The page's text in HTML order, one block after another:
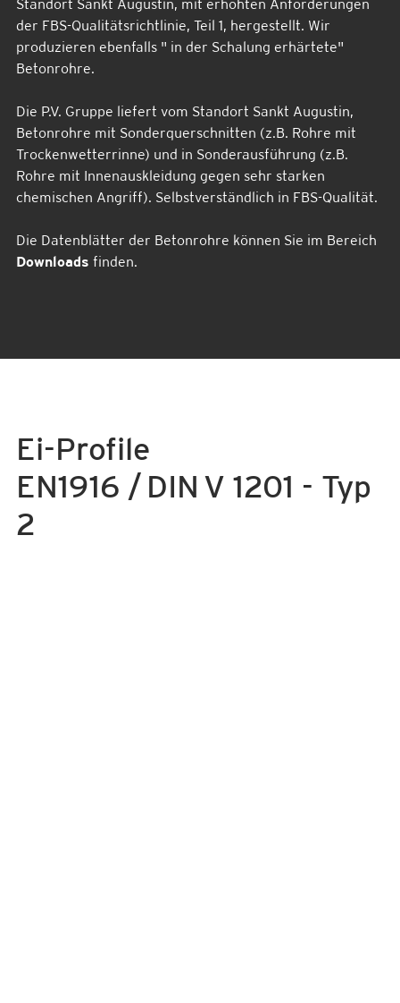
Standort Sankt Augustin, mit erhöhten Anforderungen
der FBS-Qualitätsrichtlinie, Teil 1, hergestellt. Wir
produzieren ebenfalls " in der Schalung erhärtete"
Betonrohre.
Die P.V. Gruppe liefert vom Standort Sankt Augustin,
Betonrohre mit Sonderquerschnitten (z.B. Rohre mit
Trockenwetterrinne) und in Sonderausführung (z.B.
Rohre mit Innenauskleidung gegen sehr starken
chemischen Angriff). Selbstverständlich in FBS-Qualität.
Die Datenblätter der Betonrohre können Sie im Bereich
Downloads finden.
Ei-Profile
EN1916 / DIN V 1201 - Typ
2